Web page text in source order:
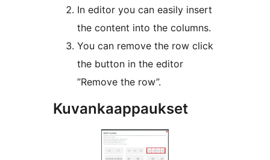
In editor you can easily insert
the content into the columns.
You can remove the row click
the button in the editor
”Remove the row”.
Kuvankaappaukset